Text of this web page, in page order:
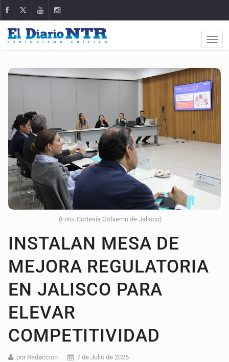
(Foto: Cortesía Gobierno de Jalisco)
INSTALAN MESA DE
MEJORA REGULATORIA
EN JALISCO PARA
ELEVAR
COMPETITIVIDAD
por Redacción 7 de Julio de 2026